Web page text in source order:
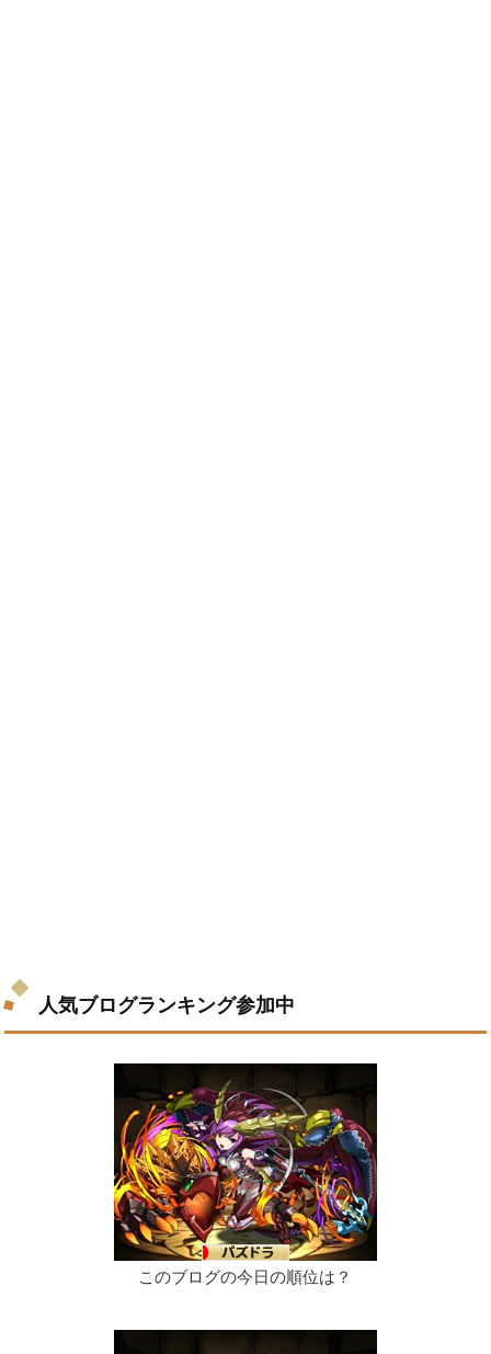
人気ブログランキング参加中
このブログの今日の順位は？